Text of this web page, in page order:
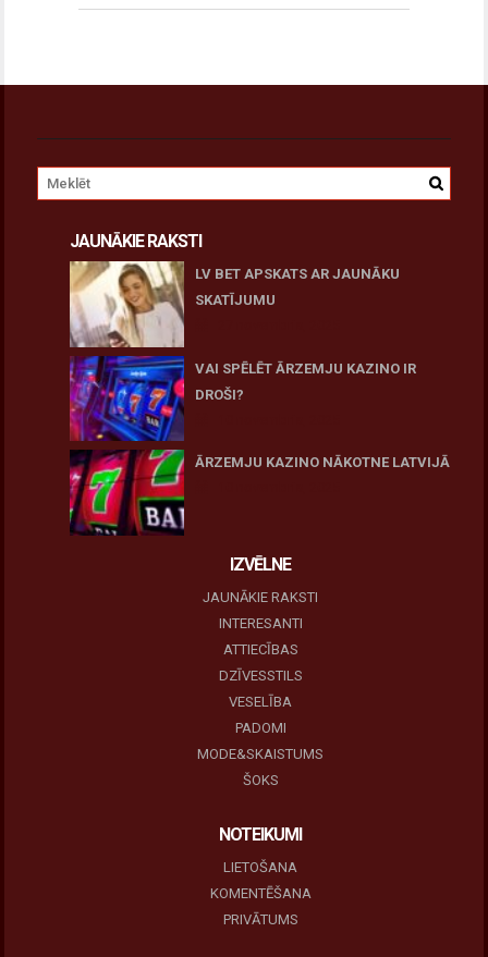
JAUNĀKIE RAKSTI
LV BET APSKATS AR JAUNĀKU
SKATĪJUMU
VAI SPĒLĒT ĀRZEMJU KAZINO IR
DROŠI?
ĀRZEMJU KAZINO NĀKOTNE LATVIJĀ
IZVĒLNE
JAUNĀKIE RAKSTI
INTERESANTI
ATTIECĪBAS
DZĪVESSTILS
VESELĪBA
PADOMI
MODE&SKAISTUMS
ŠOKS
NOTEIKUMI
LIETOŠANA
KOMENTĒŠANA
PRIVĀTUMS